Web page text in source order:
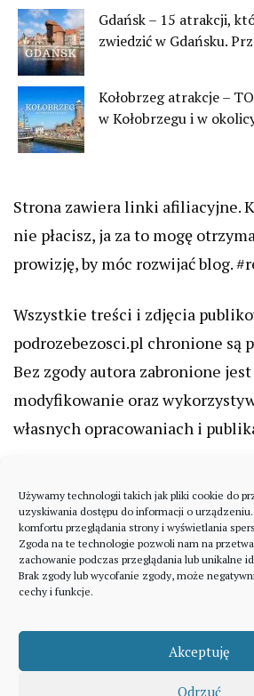
Używamy technologii takich jak pliki cookie do
uzyskiwania dostępu do informacji o
komfortu przeglądania strony i wyświetlania
Zgoda na te technologie pozwoli nam na
zachowanie podczas przeglądania lub unikalne
Brak zgody lub wycofanie zgody, może
cechy i funkcje.
Akceptuję
Odrzuć
Gdańsk – 15 atrakcji,
zwiedzić w Gdańsku.
Kołobrzeg atrakcje –
w Kołobrzegu i w
Strona zawiera linki afiliacyjne.
nie płacisz, ja za to mogę
prowizję, by móc rozwijać blog.
Wszystkie treści i zdjęcia
podrozebezosci.pl chronione są
Bez zgody autora zabronione
modyfikowanie oraz
własnych opracowaniach i